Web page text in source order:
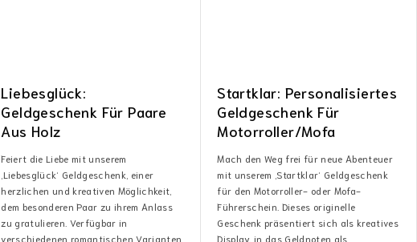
Liebesglück:
Geldgeschenk Für Paare
Aus Holz
Feiert die Liebe mit unserem
‚Liebesglück‘ Geldgeschenk, einer
herzlichen und kreativen Möglichkeit,
dem besonderen Paar zu ihrem Anlass
zu gratulieren. Verfügbar in
verschiedenen romantischen Varianten
Startklar: Personalisiertes
Geldgeschenk Für
Motorroller/Mofa
Mach den Weg frei für neue Abenteuer
mit unserem ‚Startklar‘ Geldgeschenk
für den Motorroller- oder Mofa-
Führerschein. Dieses originelle
Geschenk präsentiert sich als kreatives
Display, in das Geldnoten als